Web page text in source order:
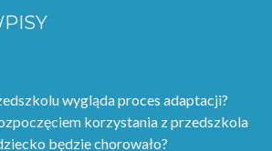
wygląda proces adaptacji?
korzystania z przedszkola
będzie chorowało?